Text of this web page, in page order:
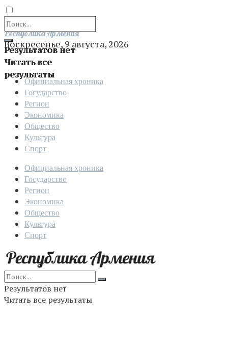
Результатов нет
Читать все
результаты
Отправить
Республика Армения
Воскресенье, 9 августа, 2026
Официальная хроника
Государство
Регион
Экономика
Общество
Культура
Спорт
Официальная хроника
Государство
Регион
Экономика
Общество
Культура
Спорт
Результатов нет
Читать все результаты